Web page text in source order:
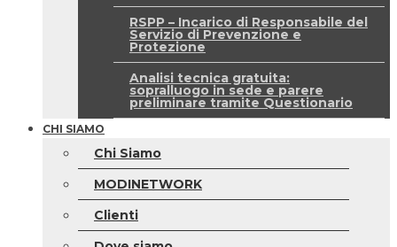
RSPP – Incarico di Responsabile del
Servizio di Prevenzione e
Protezione
Analisi tecnica gratuita:
sopralluogo in sede e parere
preliminare tramite Questionario
CHI SIAMO
Chi Siamo
MODINETWORK
Clienti